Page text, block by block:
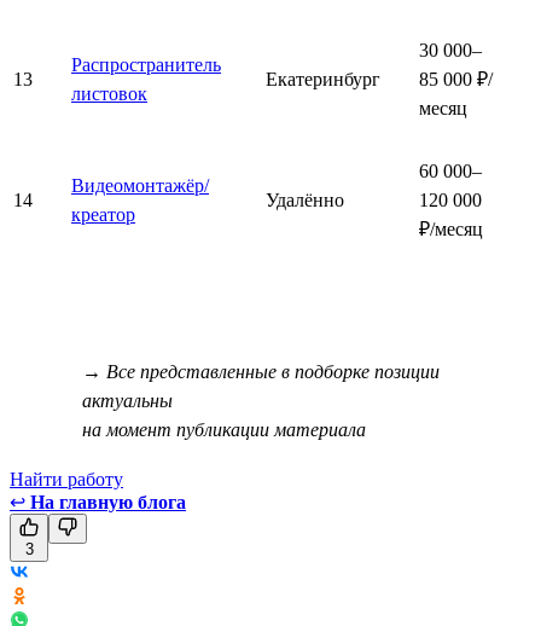
13
Распространитель
листовок
Екатеринбург
30 000–
85 000 ₽/
месяц
14
Видеомонтажёр/
креатор
Удалённо
60 000–
120 000
₽/месяц
→ Все представленные в подборке позиции
актуальны
на момент публикации материала
Найти работу
↩ На главную блога
3